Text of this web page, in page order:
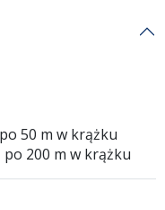
50 m w krążku
200 m w krążku